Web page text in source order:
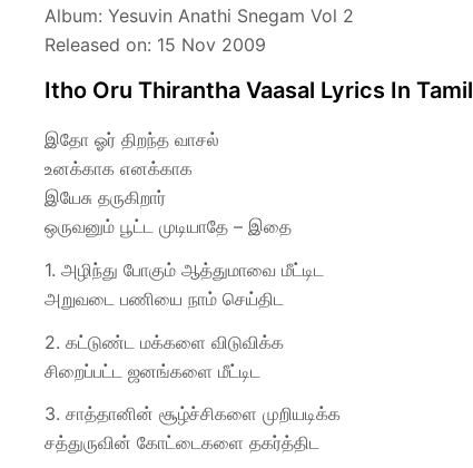
Album: Yesuvin Anathi Snegam Vol 2
Released on: 15 Nov 2009
Itho Oru Thirantha Vaasal Lyrics In Tamil
இதோ ஓர் திறந்த வாசல்
உனக்காக எனக்காக
இயேசு தருகிறார்
ஒருவனும் பூட்ட முடியாதே – இதை
1. அழிந்து போகும் ஆத்துமாவை மீட்டிட
அறுவடை பணியை நாம் செய்திட
2. கட்டுண்ட மக்களை விடுவிக்க
சிறைப்பட்ட ஜனங்களை மீட்டிட
3. சாத்தானின் சூழ்ச்சிகளை முறியடிக்க
சத்துருவின் கோட்டைகளை தகர்த்திட